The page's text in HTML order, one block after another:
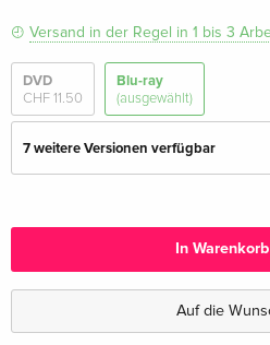
Versand in der Regel in 1 bis 3
DVD
CHF 11.50
Blu-ray
(ausgewählt)
7 weitere Versionen verfügbar
Limited Edition, Steelbook
In
Auf die